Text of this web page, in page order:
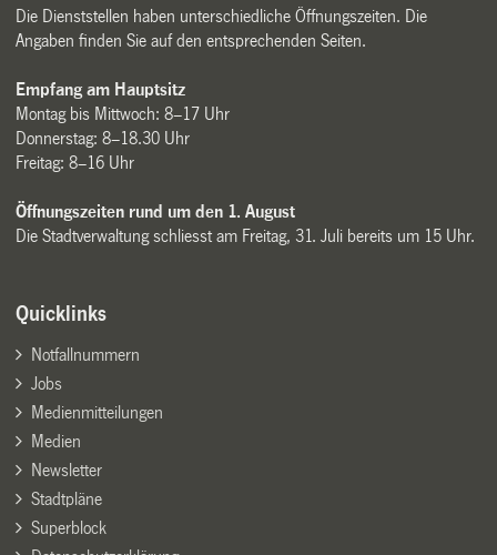
Die Dienststellen haben unterschiedliche Öffnungszeiten. Die
Angaben finden Sie auf den entsprechenden Seiten.
Empfang am Hauptsitz
Montag bis Mittwoch: 8–17 Uhr
Donnerstag: 8–18.30 Uhr
Freitag: 8–16 Uhr
Öffnungszeiten rund um den 1. August
Die Stadtverwaltung schliesst am Freitag, 31. Juli bereits um 15 Uhr.
Quicklinks
Notfallnummern
Jobs
Medienmitteilungen
Medien
Newsletter
Stadtpläne
Superblock